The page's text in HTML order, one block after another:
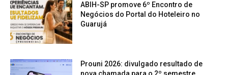
ABIH-SP promove 6º Encontro de
Negócios do Portal do Hoteleiro no
Guarujá
Prouni 2026: divulgado resultado de